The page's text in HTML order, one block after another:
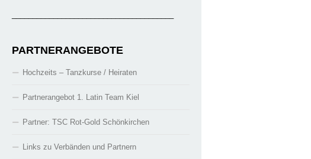
PARTNERANGEBOTE
Hochzeits – Tanzkurse / Heiraten
Partnerangebot 1. Latin Team Kiel
Partner: TSC Rot-Gold Schönkirchen
Links zu Verbänden und Partnern